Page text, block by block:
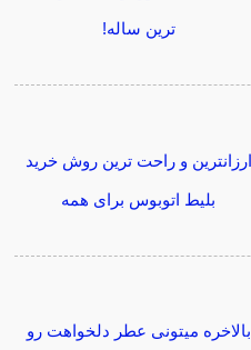
ترین ساله!
ارزانترین و راحت ترین روش خرید
بلیط اتوبوس برای همه
بالاخره میتونی عطر دلخواهت رو